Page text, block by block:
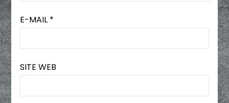
E-MAIL *
SITE WEB